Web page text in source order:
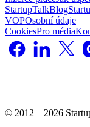
StartupTalkBlog
VOPOsobní údaje
CookiesPro média
© 2012 – 2026